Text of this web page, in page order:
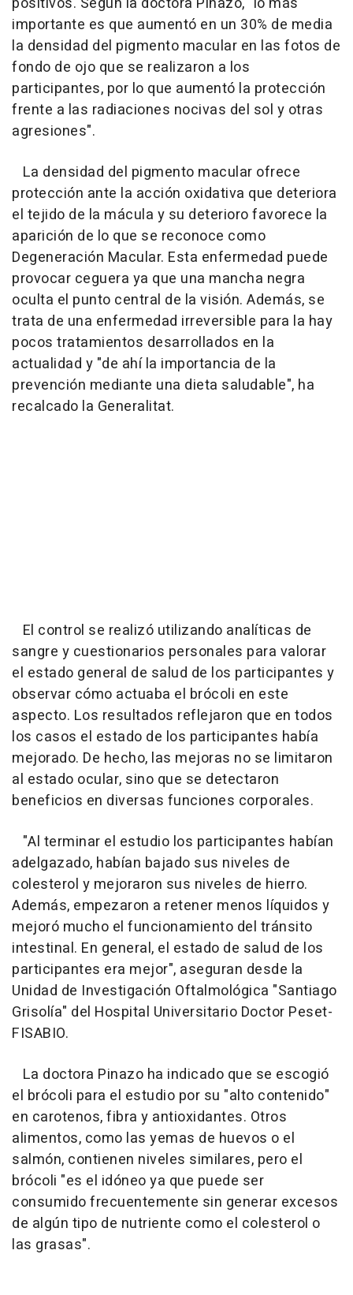
importante es que aumentó en un 30% de media
la densidad del pigmento macular en las fotos de
fondo de ojo que se realizaron a los
participantes, por lo que aumentó la protección
frente a las radiaciones nocivas del sol y otras
agresiones".
La densidad del pigmento macular ofrece
protección ante la acción oxidativa que deteriora
el tejido de la mácula y su deterioro favorece la
aparición de lo que se reconoce como
Degeneración Macular. Esta enfermedad puede
provocar ceguera ya que una mancha negra
oculta el punto central de la visión. Además, se
trata de una enfermedad irreversible para la hay
pocos tratamientos desarrollados en la
actualidad y "de ahí la importancia de la
prevención mediante una dieta saludable", ha
recalcado la Generalitat.
El control se realizó utilizando analíticas de
sangre y cuestionarios personales para valorar
el estado general de salud de los participantes y
observar cómo actuaba el brócoli en este
aspecto. Los resultados reflejaron que en todos
los casos el estado de los participantes había
mejorado. De hecho, las mejoras no se limitaron
al estado ocular, sino que se detectaron
beneficios en diversas funciones corporales.
"Al terminar el estudio los participantes habían
adelgazado, habían bajado sus niveles de
colesterol y mejoraron sus niveles de hierro.
Además, empezaron a retener menos líquidos y
mejoró mucho el funcionamiento del tránsito
intestinal. En general, el estado de salud de los
participantes era mejor", aseguran desde la
Unidad de Investigación Oftalmológica "Santiago
Grisolía" del Hospital Universitario Doctor Peset-
FISABIO.
La doctora Pinazo ha indicado que se escogió
el brócoli para el estudio por su "alto contenido"
en carotenos, fibra y antioxidantes. Otros
alimentos, como las yemas de huevos o el
salmón, contienen niveles similares, pero el
brócoli "es el idóneo ya que puede ser
consumido frecuentemente sin generar excesos
de algún tipo de nutriente como el colesterol o
las grasas".